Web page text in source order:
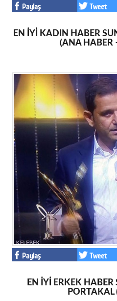
Paylaş Tweet
EN İYİ KADIN HABER
(ANA HABER
Paylaş Tweet
EN İYİ ERKEK HABER
PORTAKAL